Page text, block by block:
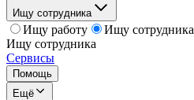
Ищу сотрудника
Ищу работу
Ищу сотрудника
Ищу сотрудника
Сервисы
Помощь
Ещё